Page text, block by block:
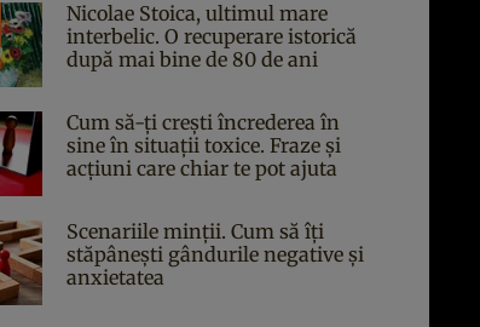
Nicolae Stoica, ultimul mare
interbelic. O recuperare istorică
după mai bine de 80 de ani
Cum să-ți crești încrederea în
sine în situații toxice. Fraze și
acțiuni care chiar te pot ajuta
Scenariile minții. Cum să îți
stăpânești gândurile negative și
anxietatea